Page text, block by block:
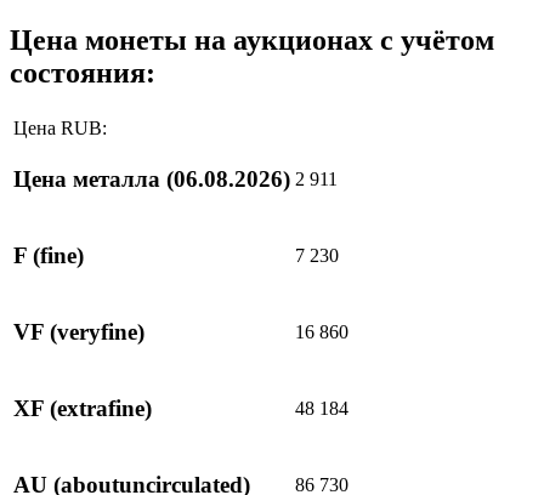
Цена монеты на аукционах с учётом
состояния:
Цена RUB:
Цена металла (06.08.2026) 2 911
F (fine) 7 230
VF (veryfine) 16 860
XF (extrafine) 48 184
AU (aboutuncirculated) 86 730